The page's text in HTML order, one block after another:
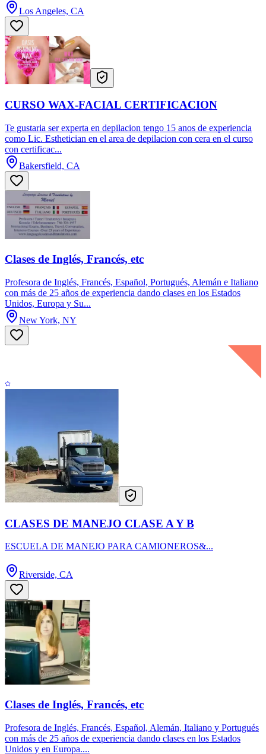
Los Angeles, CA
CURSO WAX-FACIAL CERTIFICACION
Te gustaria ser experta en depilacion tengo 15 anos de experiencia
como Lic. Esthetician en el area de depilacion con cera en el curso
con certificac...
Bakersfield, CA
Clases de Inglés, Francés, etc
Profesora de Inglés, Francés, Español, Portugués, Alemán e Italiano
con más de 25 años de experiencia dando clases en los Estados
Unidos, Europa y Su...
New York, NY
CLASES DE MANEJO CLASE A Y B
ESCUELA DE MANEJO PARA CAMIONEROS&...
Riverside, CA
Clases de Inglés, Francés, etc
Profesora de Inglés, Francés, Español, Alemán, Italiano y Portugués
con más de 25 años de experiencia dando clases en los Estados
Unidos y en Europa....